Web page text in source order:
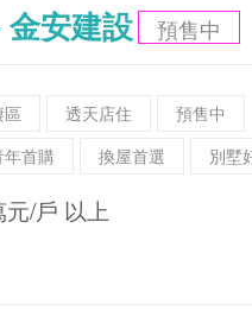
安建設 預售中
透天店住
預售中
年首購 換屋首選 別墅
元/戶 以上